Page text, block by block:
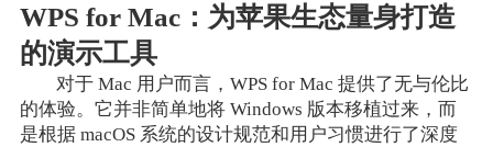
WPS for Mac：为苹果生态量身打造
的演示工具
对于 Mac 用户而言，WPS for Mac 提供了无与伦比
的体验。它并非简单地将 Windows 版本移植过来，而
是根据 macOS 系统的设计规范和用户习惯进行了深度